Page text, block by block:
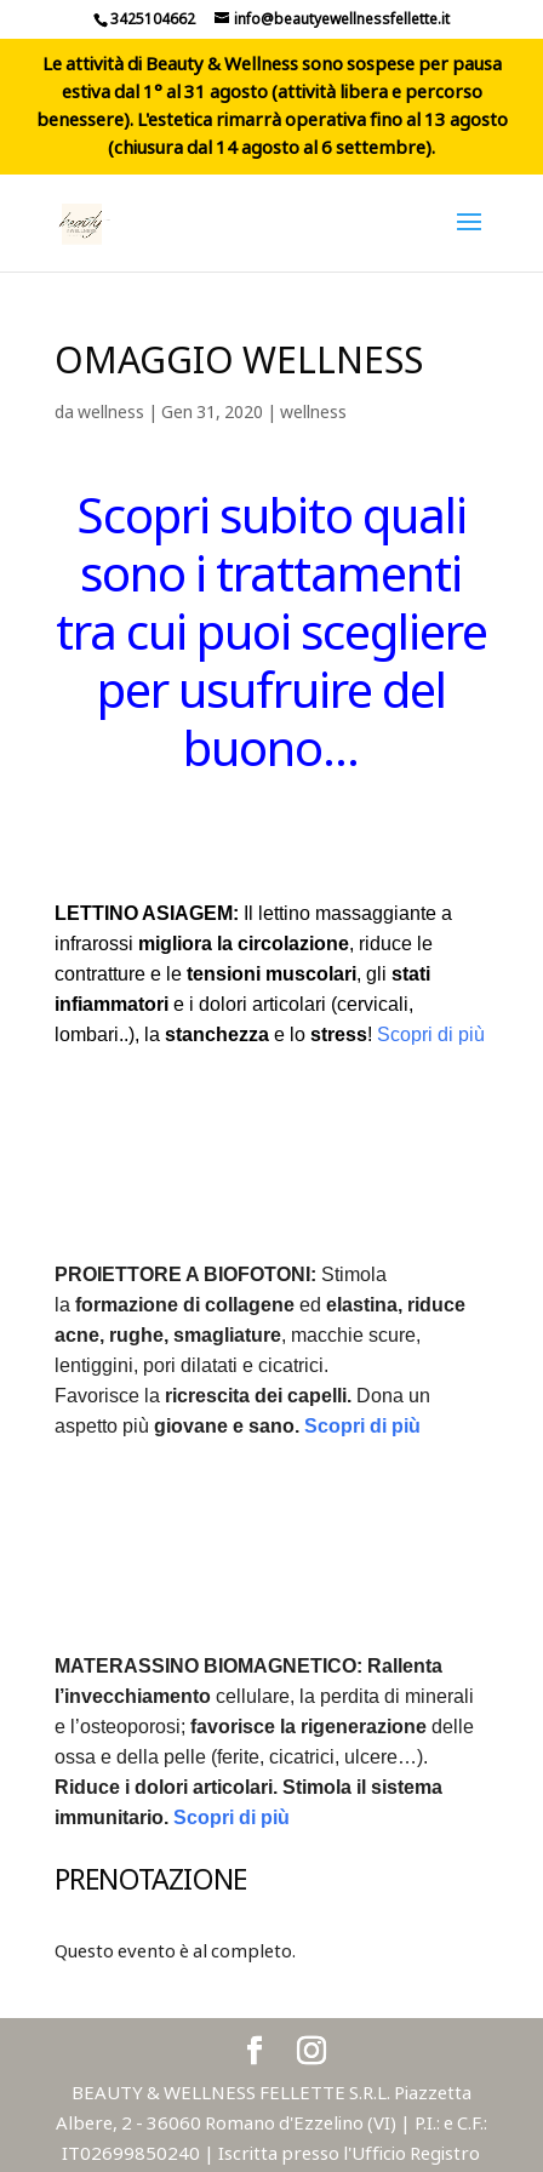
3425104662 info@beautyewellnessfellette.it
Le attività di Beauty & Wellness sono sospese per pausa
estiva dal 1° al 31 agosto (attività libera e percorso
benessere). L'estetica rimarrà operativa fino al 13 agosto
(chiusura dal 14 agosto al 6 settembre).
OMAGGIO WELLNESS
dawellness | Gen 31, 2020 | wellness
Scopri subito quali
sono i trattamenti
tra cui puoi scegliere
per usufruire del
buono…
LETTINO ASIAGEM:
Il lettino massaggiante a
infrarossi migliora la circolazione, riduce le
contratture e le tensioni muscolari, gli stati
infiammatori e i dolori articolari (cervicali,
lombari..), la stanchezzae lo stress! Scopri di più
PROIETTORE A BIOFOTONI: Stimola
la formazione di collagene ed elastina, riduce
acne, rughe, smagliature, macchie scure,
lentiggini, pori dilatati e cicatrici.
Favorisce la ricrescita dei capelli. Dona un
aspetto più giovane e sano. Scopri di più
MATERASSINO BIOMAGNETICO: Rallenta
l’invecchiamentocellulare, la perdita di minerali
e l’osteoporosi; favorisce la rigenerazionedelle
ossa e della pelle (ferite, cicatrici, ulcere…).
Riduce i dolori articolari. Stimola il sistema
immunitario. Scopri di più
PRENOTAZIONE
Questo evento è al completo.
BEAUTY & WELLNESS FELLETTE S.R.L. Piazzetta
Albere, 2 - 36060 Romano d'Ezzelino (VI) | P.I.: e C.F.:
IT02699850240 | Iscritta presso l'Ufficio Registro